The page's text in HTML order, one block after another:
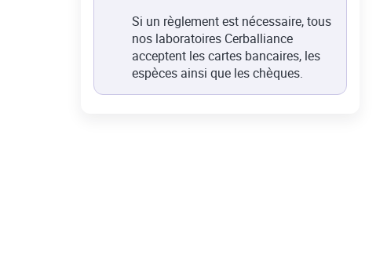
Si un règlement est nécessaire, tous
nos laboratoires Cerballiance
acceptent les cartes bancaires, les
espèces ainsi que les chèques.